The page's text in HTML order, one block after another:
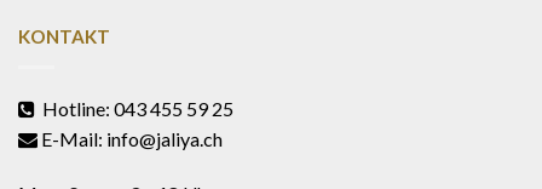
KONTAKT
Hotline: 043 455 59 25
E-Mail: info@jaliya.ch